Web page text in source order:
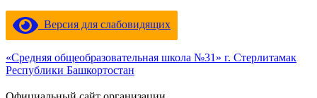
Версия для слабовидящих
«Средняя общеобразовательная школа №31» г. Стерлитамак
Республики Башкортостан